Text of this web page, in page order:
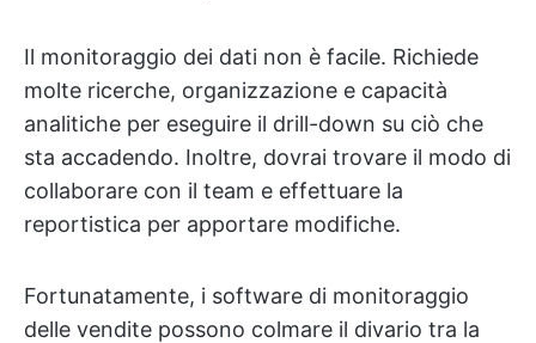
Il monitoraggio dei dati non è facile. Richiede
molte ricerche, organizzazione e capacità
analitiche per eseguire il drill-down su ciò che
sta accadendo. Inoltre, dovrai trovare il modo di
collaborare con il team e effettuare la
reportistica per apportare modifiche.
Fortunatamente, i software di monitoraggio
delle vendite possono colmare il divario tra la